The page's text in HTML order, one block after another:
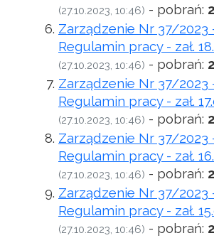
(27.10.2023, 10:46) - pobrań:
Zarządzenie Nr 37/2023
Regulamin pracy - zał.
(27.10.2023, 10:46) - pobrań:
Zarządzenie Nr 37/2023
Regulamin pracy - zał.
(27.10.2023, 10:46) - pobrań:
Zarządzenie Nr 37/2023
Regulamin pracy - zał.
(27.10.2023, 10:46) - pobrań:
Zarządzenie Nr 37/2023
Regulamin pracy - zał.
(27.10.2023, 10:46) - pobrań: